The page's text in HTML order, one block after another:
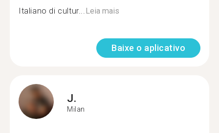
Italiano di cultur...Leia mais
Baixe o aplicativo
J.
Milan